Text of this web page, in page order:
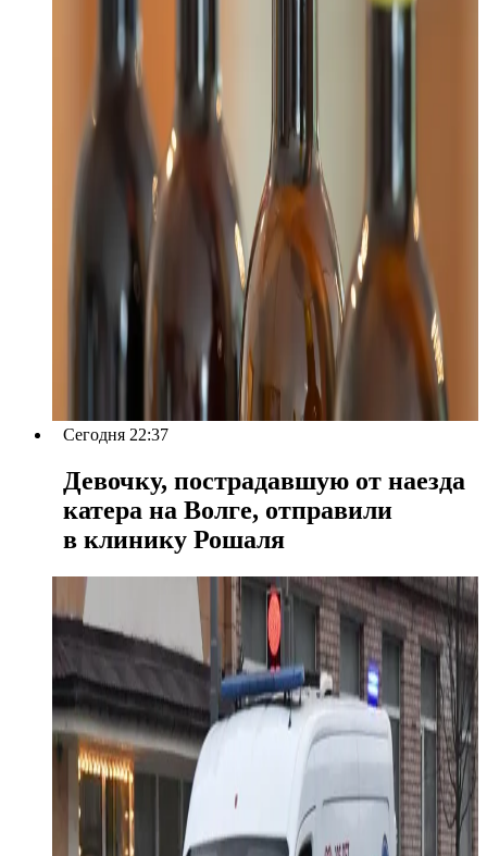
Сегодня 22:37
Девочку, пострадавшую от наезда
катера на Волге, отправили
в клинику Рошаля